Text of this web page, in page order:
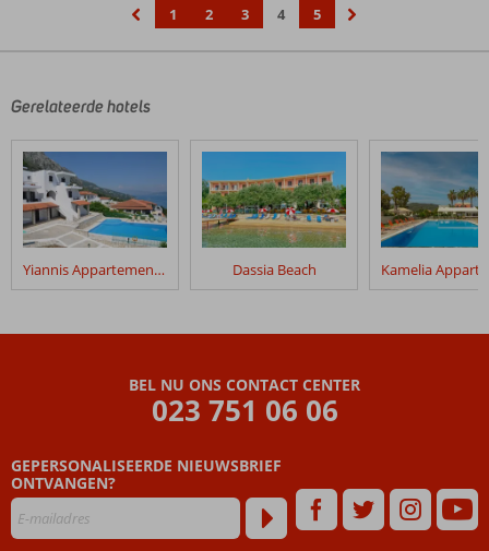
1 2 3 4
5
Gerelateerde hotels
Yiannis Appartementen Dassia Beach
BEL NU ONS CONTACT CENTER
023 751 06 06
GEPERSONALISEERDE NIEUWSBRIEF
ONTVANGEN?